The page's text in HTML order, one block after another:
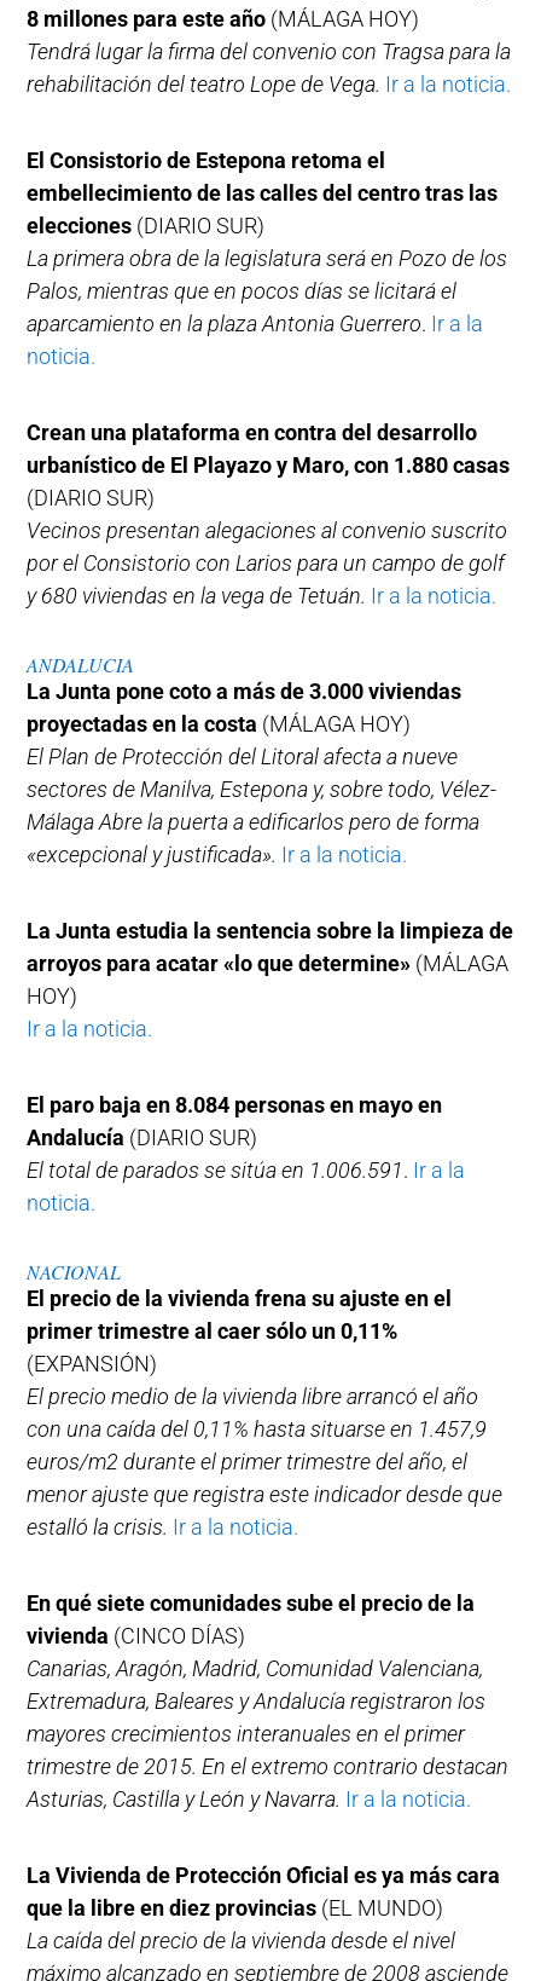
8 millones para este año (MÁLAGA HOY)
Tendrá lugar la firma del convenio con Tragsa para la
rehabilitación del teatro Lope de Vega. Ir a la noticia.
El Consistorio de Estepona retoma el
embellecimiento de las calles del centro tras las
elecciones (DIARIO SUR)
La primera obra de la legislatura será en Pozo de los
Palos, mientras que en pocos días se licitará el
aparcamiento en la plaza Antonia Guerrero. Ir a la
noticia.
Crean una plataforma en contra del desarrollo
urbanístico de El Playazo y Maro, con 1.880 casas
(DIARIO SUR)
Vecinos presentan alegaciones al convenio suscrito
por el Consistorio con Larios para un campo de golf
y 680 viviendas en la vega de Tetuán. Ir a la noticia.
ANDALUCIA
La Junta pone coto a más de 3.000 viviendas
proyectadas en la costa (MÁLAGA HOY)
El Plan de Protección del Litoral afecta a nueve
sectores de Manilva, Estepona y, sobre todo, Vélez-
Málaga Abre la puerta a edificarlos pero de forma
«excepcional y justificada». Ir a la noticia.
La Junta estudia la sentencia sobre la limpieza de
arroyos para acatar «lo que determine» (MÁLAGA
HOY)
Ir a la noticia.
El paro baja en 8.084 personas en mayo en
Andalucía (DIARIO SUR)
El total de parados se sitúa en 1.006.591. Ir a la
noticia.
NACIONAL
El precio de la vivienda frena su ajuste en el
primer trimestre al caer sólo un 0,11%
(EXPANSIÓN)
El precio medio de la vivienda libre arrancó el año
con una caída del 0,11% hasta situarse en 1.457,9
euros/m2 durante el primer trimestre del año, el
menor ajuste que registra este indicador desde que
estalló la crisis. Ir a la noticia.
En qué siete comunidades sube el precio de la
vivienda (CINCO DÍAS)
Canarias, Aragón, Madrid, Comunidad Valenciana,
Extremadura, Baleares y Andalucía registraron los
mayores crecimientos interanuales en el primer
trimestre de 2015. En el extremo contrario destacan
Asturias, Castilla y León y Navarra. Ir a la noticia.
La Vivienda de Protección Oficial es ya más cara
que la libre en diez provincias (EL MUNDO)
La caída del precio de la vivienda desde el nivel
máximo alcanzado en septiembre de 2008 asciende